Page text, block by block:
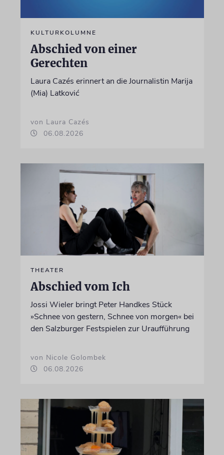
KULTURKOLUMNE
Abschied von einer
Gerechten
Laura Cazés erinnert an die Journalistin Marija
(Mia) Latković
von Laura Cazés
06.08.2026
THEATER
Abschied vom Ich
Jossi Wieler bringt Peter Handkes Stück
»Schnee von gestern, Schnee von morgen« bei
den Salzburger Festspielen zur Uraufführung
von Nicole Golombek
06.08.2026